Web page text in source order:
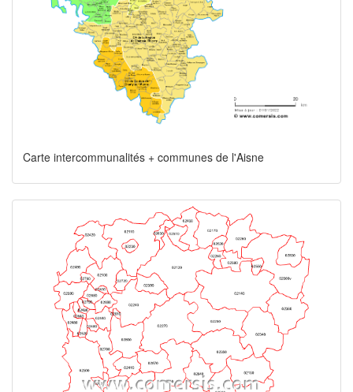
Carte intercommunalités + communes de l'Aisne